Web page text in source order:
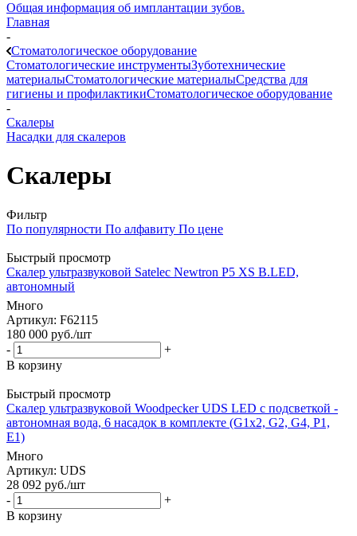
Общая информация об имплантации зубов.
Главная
-
Стоматологическое оборудование
Стоматологические инструментыЗуботехнические
материалыСтоматологические материалыСредства для
гигиены и профилактикиСтоматологическое оборудование
-
Скалеры
Насадки для скалеров
Скалеры
Фильтр
По популярности По алфавиту По цене
Быстрый просмотр
Скалер ультразвуковой Satelec Newtron P5 XS B.LED,
автономный
Много
Артикул: F62115
180 000 руб./шт
-
+
В корзину
Быстрый просмотр
Скалер ультразвуковой Woodpecker UDS LED с подсветкой -
автономная вода, 6 насадок в комплекте (G1x2, G2, G4, P1,
E1)
Много
Артикул: UDS
28 092 руб./шт
-
+
В корзину